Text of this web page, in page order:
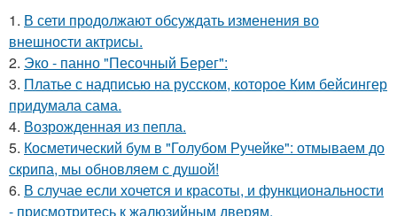
1. В сети продолжают обсуждать изменения во
внешности актрисы.
2. Эко - панно "Песочный Берег":
3. Платье с надписью на русском, которое Ким бейсингер
придумала сама.
4. Возрожденная из пепла.
5. Косметический бум в "Голубом Ручейке": отмываем до
скрипа, мы обновляем с душой!
6. В случае если хочется и красоты, и функциональности
- присмотритесь к жалюзийным дверям.